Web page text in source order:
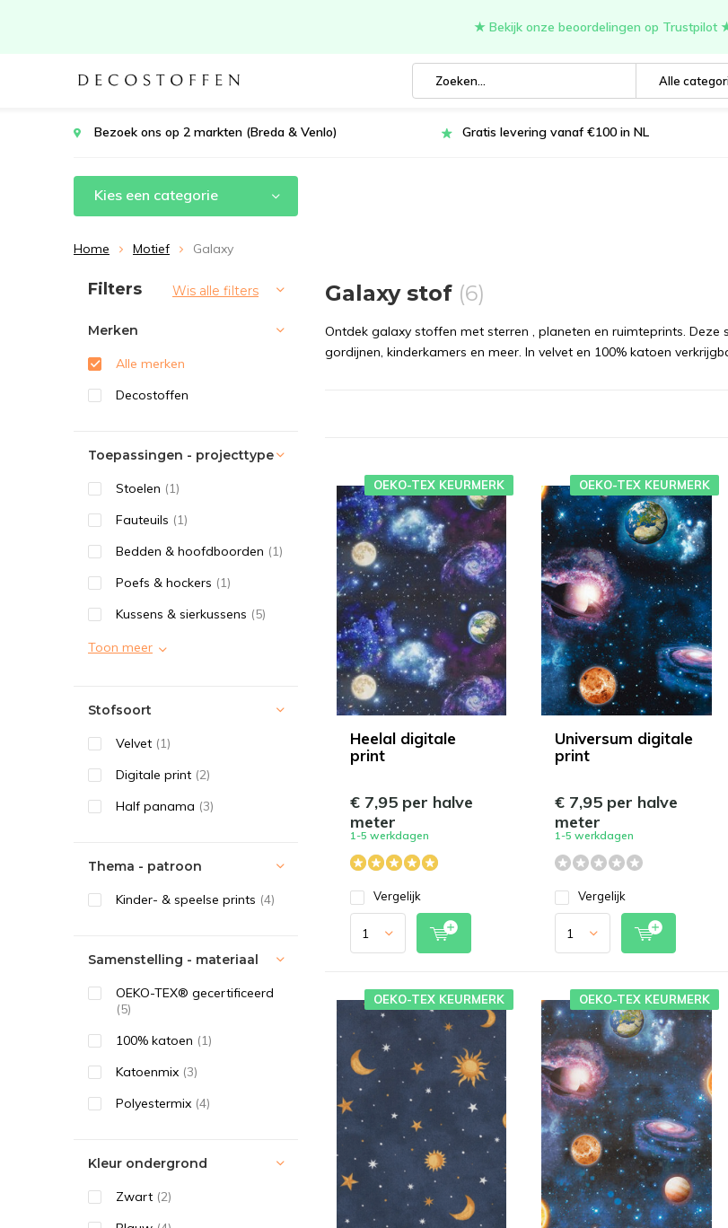
Alle
★ Bekijk onze beoordelingen op Trustpilot
Bezoek ons op 2 markten (Breda & Venlo) Gratis levering vanaf €100 in NL
Kies een categorie
Home Motief Galaxy
Galaxy stof (6)
Ontdek galaxy stoffen met sterren , planeten en ruimteprints.
gordijnen, kinderkamers en meer. In velvet en 100% katoen
Heelal digitale
print
OEKO-TEX KEURMERK
€ 7,95 per halve
meter
1-5 werkdagen
Vergelijk
Universum digitale
print
OEKO-TEX KEURMERK
€ 7,95 per halve
meter
1-5 werkdagen
Vergelijk
OEKO-TEX KEURMERK OEKO-TEX KEURMERK
Sorteren op:
Filters Wis alle filters
Merken
Alle merken
Decostoffen
Toepassingen - projecttype
Stoelen (1)
Fauteuils (1)
Bedden & hoofdboorden (1)
Poefs & hockers (1)
Kussens & sierkussens (5)
Toon meer
Stofsoort
Velvet (1)
Digitale print (2)
Half panama (3)
Thema - patroon
Kinder- & speelse prints (4)
Samenstelling - materiaal
OEKO-TEX® gecertificeerd
(5)
100% katoen (1)
Katoenmix (3)
Polyestermix (4)
Kleur ondergrond
Zwart (2)